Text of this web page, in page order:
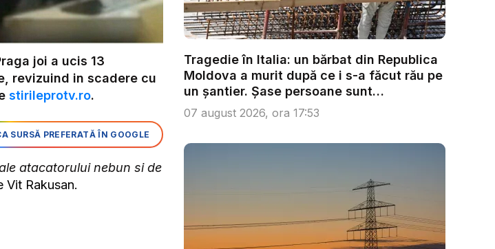
joi a ucis 13
revizuind in scadere cu
stirileprotv.ro.
SURSĂ PREFERATĂ ÎN GOOGLE
atacatorului nebun si de
Vit Rakusan.
Tragedie în Italia: un bărbat din Republica
Moldova a murit după ce i s-a făcut rău pe
un șantier. Șase persoane sunt
anchetate...
07 august 2026, ora 17:53